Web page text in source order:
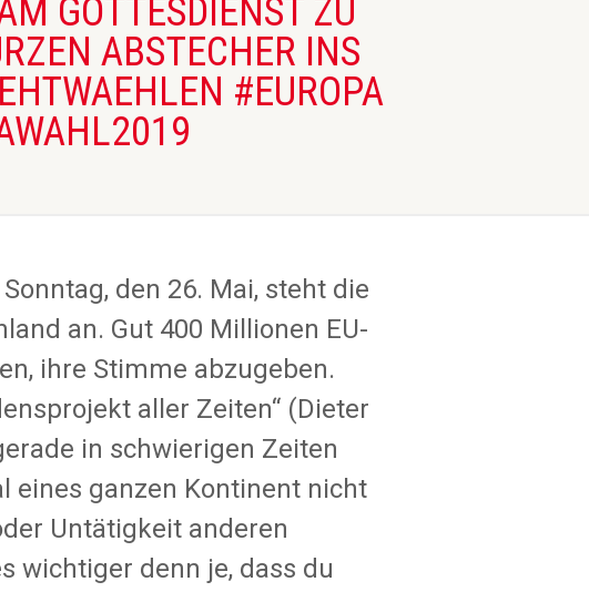
GOTTESDIENST ZU F
ABSTECHER INS W
#EUROPA #
#
den 26. Mai, steht die
an. Gut 400 Millionen EU-
ihre Stimme abzugeben.
aller Zeiten“ (Dieter
in schwierigen Zeiten
eines ganzen Kontinent nicht
Untätigkeit anderen
wichtiger denn je, dass du